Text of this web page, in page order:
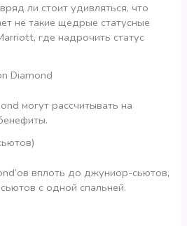
ли стоит удивляться, что
не такие щедрые статусные
где надрочить статус
Diamond
могут рассчитывать на
вплоть до джуниор-сьютов,
с одной спальней.